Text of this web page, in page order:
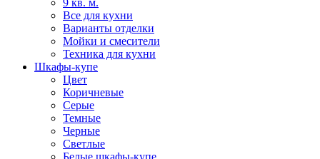
9 кв. м.
Все для кухни
Варианты отделки
Мойки и смесители
Техника для кухни
Шкафы-купе
Цвет
Коричневые
Серые
Темные
Черные
Светлые
Белые шкафы-купе